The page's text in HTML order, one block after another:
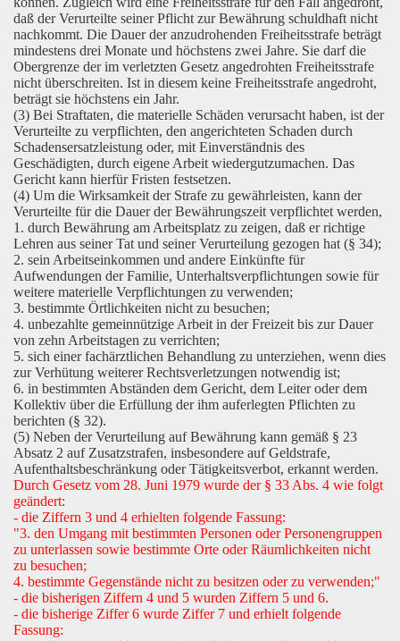
daß der Verurteilte seiner Pflicht zur Bewährung schuldhaft nicht
nachkommt. Die Dauer der anzudrohenden Freiheitsstrafe beträgt
mindestens drei Monate und höchstens zwei Jahre. Sie darf die
Obergrenze der im verletzten Gesetz angedrohten Freiheitsstrafe
nicht überschreiten. Ist in diesem keine Freiheitsstrafe angedroht,
beträgt sie höchstens ein Jahr.
(3) Bei Straftaten, die materielle Schäden verursacht haben, ist der
Verurteilte zu verpflichten, den angerichteten Schaden durch
Schadensersatzleistung oder, mit Einverständnis des
Geschädigten, durch eigene Arbeit wiedergutzumachen. Das
Gericht kann hierfür Fristen festsetzen.
(4) Um die Wirksamkeit der Strafe zu gewährleisten, kann der
Verurteilte für die Dauer der Bewährungszeit verpflichtet werden,
1. durch Bewährung am Arbeitsplatz zu zeigen, daß er richtige
Lehren aus seiner Tat und seiner Verurteilung gezogen hat (§ 34);
2. sein Arbeitseinkommen und andere Einkünfte für
Aufwendungen der Familie, Unterhaltsverpflichtungen sowie für
weitere materielle Verpflichtungen zu verwenden;
3. bestimmte Örtlichkeiten nicht zu besuchen;
4. unbezahlte gemeinnützige Arbeit in der Freizeit bis zur Dauer
von zehn Arbeitstagen zu verrichten;
5. sich einer fachärztlichen Behandlung zu unterziehen, wenn dies
zur Verhütung weiterer Rechtsverletzungen notwendig ist;
6. in bestimmten Abständen dem Gericht, dem Leiter oder dem
Kollektiv über die Erfüllung der ihm auferlegten Pflichten zu
berichten (§ 32).
(5) Neben der Verurteilung auf Bewährung kann gemäß § 23
Absatz 2 auf Zusatzstrafen, insbesondere auf Geldstrafe,
Aufenthaltsbeschränkung oder Tätigkeitsverbot, erkannt werden.
Durch Gesetz vom 28. Juni 1979 wurde der § 33 Abs. 4 wie folgt
geändert:
- die Ziffern 3 und 4 erhielten folgende Fassung:
"3. den Umgang mit bestimmten Personen oder Personengruppen
zu unterlassen sowie bestimmte Orte oder Räumlichkeiten nicht
zu besuchen;
4. bestimmte Gegenstände nicht zu besitzen oder zu verwenden;"
- die bisherigen Ziffern 4 und 5 wurden Ziffern 5 und 6.
- die bisherige Ziffer 6 wurde Ziffer 7 und erhielt folgende
Fassung: